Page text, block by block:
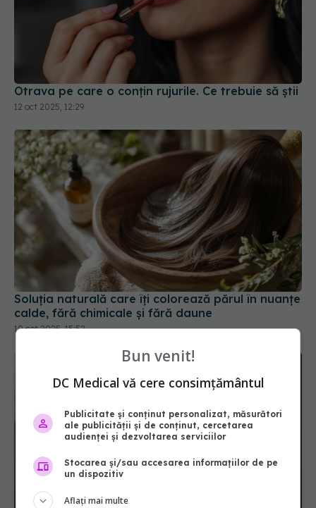
Otrava pe care o conțin rujurile. Ce trebuie să știi
12 oct 2025, 12:29
Soluția naturală care îți colorează părul în nuanțe
calde, fără chimicale și fără daune
10 oct 2025, 15:52
Bun venit!
DC Medical vă cere consimțământul
Publicitate și conținut personalizat, măsurători
ale publicității și de conținut, cercetarea
audienței și dezvoltarea serviciilor
Stocarea și/sau accesarea informațiilor de pe
un dispozitiv
Aflați mai multe